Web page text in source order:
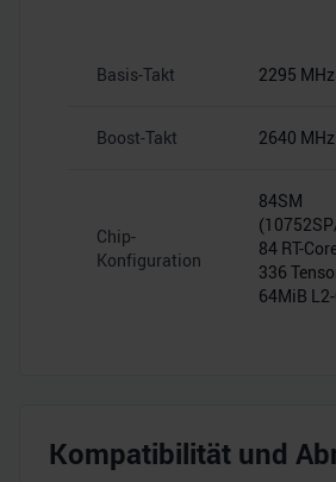
Basis-Takt 2295 MHz
Boost-Takt 2640 MHz
Chip-
Konfiguration
84SM
84 RT-
336
64MiB
Kompatibilität und